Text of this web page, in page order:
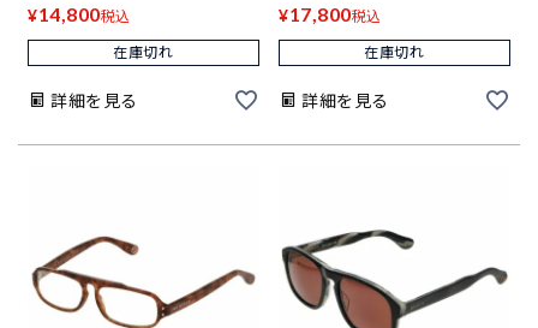
¥14,800税込
在庫切れ
詳細を見る
¥17,800税込
在庫切れ
詳細を見る